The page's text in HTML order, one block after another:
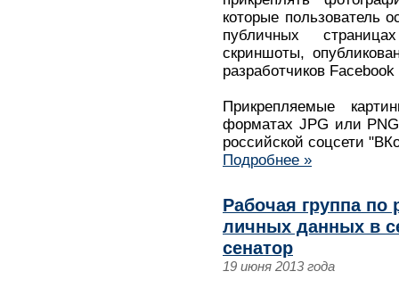
которые пользователь
публичных
скриншоты,
разработчиков
Прикрепляемые
форматах JPG или
российской соцсети
Подробнее »
Рабочая группа по
личных данных в
сенатор
19 июня 2013 года